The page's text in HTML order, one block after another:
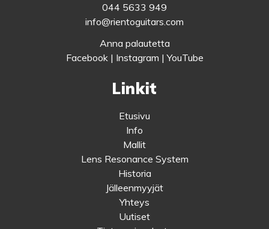
044 5633 949
info@rientoguitars.com
Anna palautetta
Facebook| Instagram |YouTube
Linkit
Etusivu
Info
Mallit
Lens Resonance System
Historia
Jälleenmyyjät
Yhteys
Uutiset